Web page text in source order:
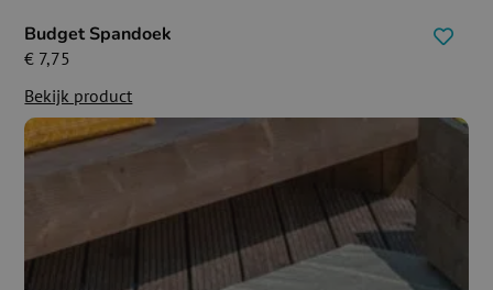
Budget Spandoek
€ 7,75
Bekijk product